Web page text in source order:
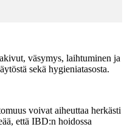
väsymys, laihtuminen ja
sekä hygieniatasosta.
voivat aiheuttaa herkästi
että IBD:n hoidossa